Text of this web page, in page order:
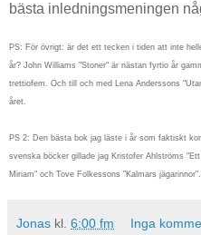
bästa inledningsmeningen
PS: För övrigt: är det ett tecken i tiden att inte
år? John Williams "Stoner" är nästan fyrtio år
trettiofem. Och till och med Lena Anderssons
året.
PS 2: Den bästa bok jag läste i år som faktiskt
svenska böcker gillade jag Kristofer Ahlströms
Miriam" och Tove Folkessons "Kalmars jägarinnor".
Jonas kl. 6:00 fm Inga